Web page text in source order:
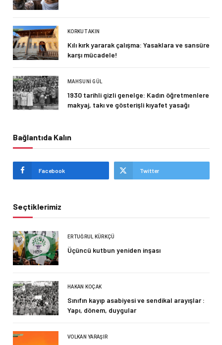
KORKUT AKIN
Kılı kırk yararak çalışma: Yasaklara ve sansüre
karşı mücadele!
MAHSUNI GÜL
1930 tarihli gizli genelge: Kadın öğretmenlere
makyaj, takı ve gösterişli kıyafet yasağı
Bağlantıda Kalın
Facebook Twitter
Seçtiklerimiz
ERTUĞRUL KÜRKÇÜ
Üçüncü kutbun yeniden inşası
HAKAN KOÇAK
Sınıfın kayıp asabiyesi ve sendikal arayışlar :
Yapı, dönem, duygular
VOLKAN YARAŞIR